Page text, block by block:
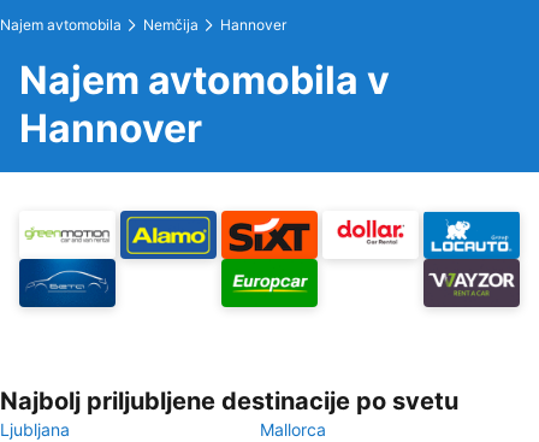
Najem avtomobila Nemčija Hannover
Najem avtomobila v
Hannover
Najbolj priljubljene destinacije po svetu
Ljubljana
Mallorca